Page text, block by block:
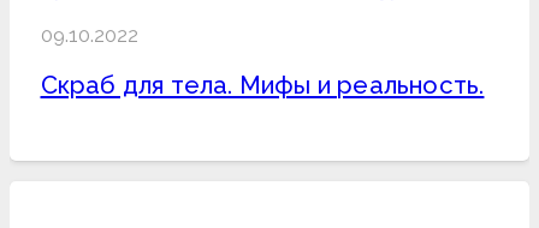
09.10.2022
Скраб для тела. Мифы и реальность.